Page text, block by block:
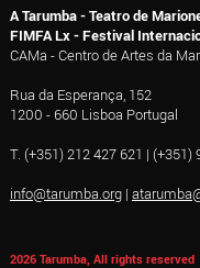
A Tarumba - Teatro de
FIMFA Lx - Festival
CAMa - Centro de Artes da
Rua da Esperança, 152
1200 - 660 Lisboa Portugal
T. (+351) 212 427 621 | (+351)
info@tarumba.org|
2026 Tarumba, All rights reserved